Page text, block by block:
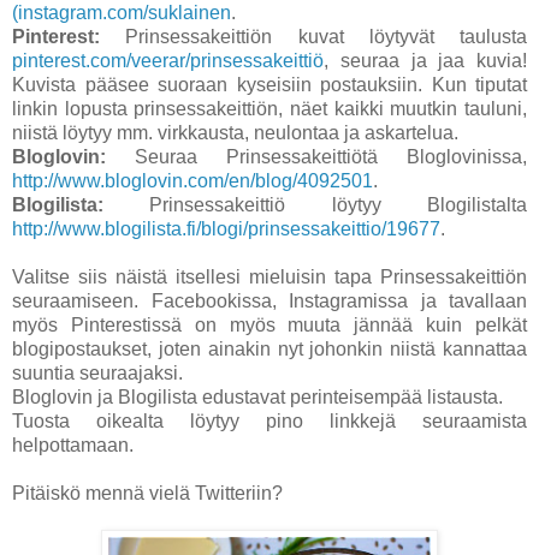
(instagram.com/suklainen.
Pinterest:
Prinsessakeittiön kuvat löytyvät taulusta
pinterest.com/veerar/prinsessakeittiö, seuraa ja jaa kuvia!
Kuvista pääsee suoraan kyseisiin postauksiin. Kun tiputat
linkin lopusta prinsessakeittiön, näet kaikki muutkin tauluni,
niistä löytyy mm. virkkausta, neulontaa ja askartelua.
Bloglovin: Seuraa Prinsessakeittiötä Bloglovinissa,
http://www.bloglovin.com/en/blog/4092501.
Blogilista: Prinsessakeittiö löytyy Blogilistalta
http://www.blogilista.fi/blogi/prinsessakeittio/19677.
Valitse siis näistä itsellesi mieluisin tapa Prinsessakeittiön
seuraamiseen. Facebookissa, Instagramissa ja tavallaan
myös Pinterestissä on myös muuta jännää kuin pelkät
blogipostaukset, joten ainakin nyt johonkin niistä kannattaa
suuntia seuraajaksi.
Bloglovin ja Blogilista edustavat perinteisempää listausta.
Tuosta oikealta löytyy pino linkkejä seuraamista
helpottamaan.
Pitäiskö mennä vielä Twitteriin?